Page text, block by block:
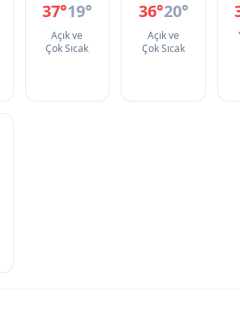
37°19°
Açık ve
Çok Sıcak
36°20°
Açık ve
Çok Sıcak